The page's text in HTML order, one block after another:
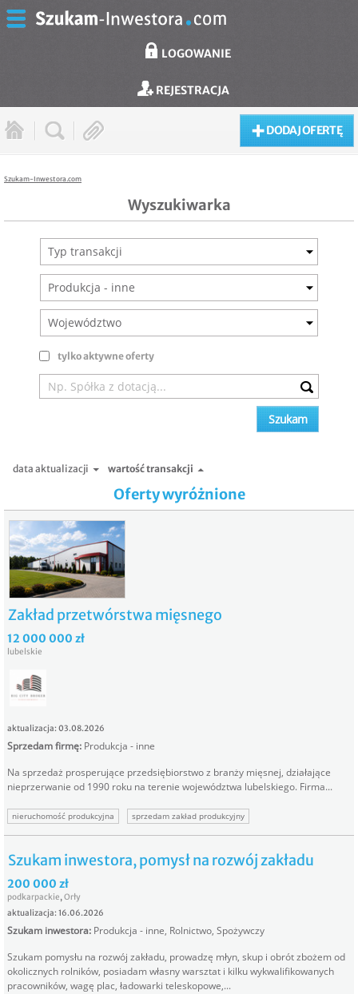
LOGOWANIE
REJESTRACJA
DODAJ OFERTĘ
Szukam-Inwestora.com
Wyszukiwarka
Typ transakcji
Produkcja - inne
Województwo
tylko aktywne oferty
data aktualizacji wartość transakcji
Oferty wyróżnione
Zakład przetwórstwa mięsnego
12 000 000 zł
lubelskie
aktualizacja: 03.08.2026
Sprzedam firmę: Produkcja - inne
Na sprzedaż prosperujące przedsiębiorstwo z branży mięsnej, działające
nieprzerwanie od 1990 roku na terenie województwa lubelskiego. Firma...
nieruchomość produkcyjna
sprzedam zakład produkcyjny
nieruchomość na produkcję
zakład przetwórstwa mięsnego
zakład produkcyjny
zakład produkcji mięsnej
Szukam inwestora, pomysł na rozwój zakładu
200 000 zł
podkarpackie,Orły
aktualizacja: 16.06.2026
Szukam inwestora: Produkcja - inne, Rolnictwo, Spożywczy
Szukam pomysłu na rozwój zakładu, prowadzę młyn, skup i obrót zbożem od
okolicznych rolników, posiadam własny warsztat i kilku wykwalifikowanych
pracowników, wagę plac, ładowarki teleskopowe,...